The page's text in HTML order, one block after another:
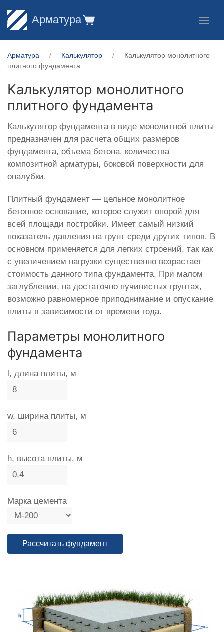
Арматура
Арматура Калькулятор
Калькулятор монолитного
плитного фундамента
Калькулятор монолитного
плитного фундамента
Калькулятор фундамента в виде монолитной плиты
предназначен для расчета общих размеров
фундамента, объема бетона, количества
композитной арматуры, боковой поверхности для
опалубки.
Плитный фундамент — цельное монолитное
бетонное основание, которое служит опорой для
всей площади постройки. Имеет самый низкий
показатель давления на грунт среди других типов. В
основном применяется для легких строений, так как
с увеличением нагрузки существенно возрастает
стоимость данного типа фундамента. При малом
заглублении, на достаточно пучинистых грунтах,
возможно равномерное приподнимание и опускание
плиты в зависимости от времени года.
Параметры монолитного
фундамента
l, длина плиты, м
w, ширина плиты, м
h, высота плиты, м
Марка цемента